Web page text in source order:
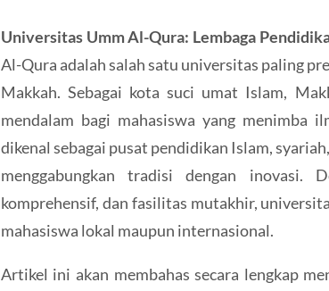
Universitas Umm Al-Qura: Lembaga
Al-Qura adalah salah satu universitas paling
Makkah. Sebagai kota suci umat Islam,
mendalam bagi mahasiswa yang menimba
dikenal sebagai pusat pendidikan Islam,
menggabungkan tradisi dengan inovasi.
komprehensif, dan fasilitas mutakhir,
mahasiswa lokal maupun internasional.
Artikel ini akan membahas secara lengkap